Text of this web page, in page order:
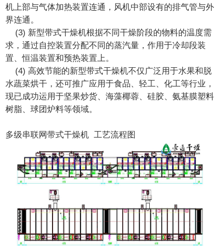
机上部与气体加热装置连通，风机中部设有的排气管与外
界连通。
(3) 新型带式干燥机根据不同干燥阶段的物料的温度需
求，通过自控装置分配不同的蒸汽量，作用于冷却段装
置、恒温装置和预热装置上。
(4) 高效节能的新型带式干燥机不仅广泛用于水果和脱
水蔬菜烘干，还可推广应用于食品、轻工、化工等行业，
现已成功运用于坚果炒货、海藻椰蓉、硅胶、氨基膜塑料
树脂、球团炉料等领域。
多级串联网带式干燥机 工艺流程图